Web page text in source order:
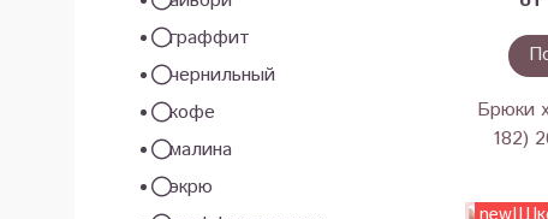
Брюки
182)
граффит
чернильный
кофе
малина
экрю